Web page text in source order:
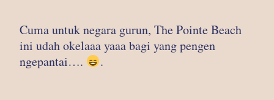
Cuma untuk negara gurun, The Pointe Beach
ini udah okelaaa yaaa bagi yang pengen
ngepantai….
.